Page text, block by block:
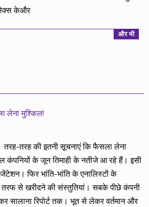
केऔर
और भी
लेना मुश्किल!
तरह की इतनी सूचनाएं कि फैसला लेना
कंपनियों के जून तिमाही के नतीजे आ रहे हैं। इसी
फिर भांति-भांति के एनालिस्टों के
तरफ से खरीदने की संस्तुतियां। सबके पीछे कंपनी
सालाना रिपोर्ट तक। भूत से लेकर वर्तमान और